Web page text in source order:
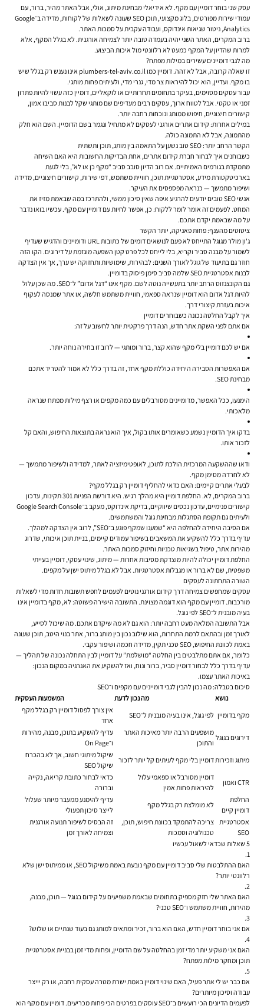
עסק שני בוחר דומיין עם מקף. לא אידיאלי מבחינת מיתוג, אולי, אבל האתר מהיר, ברור, עם
עמודי שירות מפורטים, בלוג מקצועי, תוכן SEO שעונה לשאלות של לקוחות, מדידה ב־Google
Analytics, ניטור שגיאות אינדוקס, ועבודה עקבית על סמכות האתר.
ברוב המקרים, האתר השני יהיה בעמדה טובה יותר לצמיחה אורגנית. לא בגלל המקף, אלא
למרות שהדיון על המקף כמעט לא רלוונטי מול איכות הביצוע.
מה לגבי דומיינים עשירים במילות מפתח?
זו שאלה קרובה, אבל לא זהה. דומיין כמו plumbers-tel-aviv.co.il אינו נענש רק בגלל שיש
בו מקף. ועדיין, הוא יכול להיראות צר מדי, גנרי מדי, ולעיתים פחות מותגי.
עבור עסקים מסוימים, בעיקר בתחומים תחרותיים או לוקאליים, דומיין כזה עשוי להיות פתרון
זמני או טקטי. אבל לטווח ארוך, עסקים רבים מעדיפים שם מותגי שקל לבנות סביבו אמון,
קישורים חיצוניים, חיפוש ממותג ונוכחות רחבה יותר.
במילים אחרות: קידום אתרים אורגני לעסקים לא מתחיל ונגמר בשם הדומיין. השם הוא חלק
מהתמונה, אבל לא התמונה כולה.
הקשר הרחב יותר: SEO טוב נשען על התאמה בין מותג, תוכן ותשתית
כשבוחנים איך לבחור חברת קידום אתרים, אחת הבדיקות החשובות היא האם השיחה
מתמקדת בגורמים האמיתיים. אם רוב הדיון סובב סביב “מקף כן או לא”, בלי לגעת
בארכיטקטורת מידע, אסטרטגיית תוכן, חוויית משתמש, דפי שירות, קישורים חיצוניים, מדידה
ושיפור מתמשך — כנראה מפספסים את העיקר.
אנשי SEO טובים יודעים להרגיע איפה שאין סיכון ממשי, ולהתרכז במה שבאמת מזיז את
המחט. לפעמים זה אומר לומר ללקוח: כן, אפשר לחיות עם דומיין עם מקף. עכשיו בואו נדבר
על מה שבאמת יקדם אתכם.
ציטוטים מהענף: פחות פאניקה, יותר הקשר
ג'ון מולר מגוגל התייחס לא פעם לנושאים דומים של כתובות URL ודומיינים והדגיש שעדיף
לשמור על מבנה סביר וקריא, בלי לייחס לכל פרט קטן השפעה מוגזמת על דירוגים. הקו הזה
חוזר גם בתיעוד של גוגל לאורך השנים: לבהירות, שימושיות ותחזוקה יש ערך, אך אין הצדקה
לבנות אסטרטגיית SEO שלמה סביב סימן פיסוק בדומיין.
גם הקונצנזוס הרחב יותר בתעשייה נוטה לשם. מקף אינו “דגל אדום” ל־SEO. מה שכן עלול
להיות דגל אדום הוא דומיין שנראה ספאמי, חוויית משתמש חלשה, או אתר שמנסה לעקוף
איכות בעזרת קיצורי דרך.
איך לקבל החלטה נכונה כשבוחרים דומיין
אם אתם לפני השקת אתר חדש, הנה דרך פרקטית יותר לחשוב על זה:
אם יש לכם דומיין בלי מקף שהוא קצר, ברור ומותגי — לרוב זו בחירה נוחה יותר.
אם האפשרות הסבירה היחידה כוללת מקף אחד, זה בדרך כלל לא אמור להטריד אתכם
מבחינת SEO.
הימנעו, ככל האפשר, מדומיינים מסורבלים עם כמה מקפים או רצף מילות מפתח שנראה
מלאכותי.
בדקו איך הדומיין נשמע כשאומרים אותו בקול, איך הוא נראה בתוצאות החיפוש, והאם קל
לזכור אותו.
ודאו שההשקעה המרכזית הולכת לתוכן, לאופטימיזציה לאתר, למדידה ולשיפור מתמשך —
לא לחרדה מסימן מקף.
לבעלי אתרים קיימים: האם כדאי להחליף דומיין רק בגלל מקף?
ברוב המקרים, לא. החלפת דומיין היא מהלך רגיש. היא דורשת הפניות 301 תקינות, עדכון
קישורים פנימיים, עדכון נכסים שיווקיים, בדיקת אינדוקס, מעקב ב־Google Search Console
ולעיתים גם תקופת הסתגלות מבחינת גוגל והמשתמשים.
אם הסיבה היחידה להחלפה היא “שמענו שמקף פוגע ב־SEO”, לרוב אין הצדקה למהלך.
עדיף בדרך כלל להשקיע את המשאבים בשיפור עמודים קיימים, בניית תוכן איכותי, שדרוג
מהירות אתר, טיפול בשגיאות טכניות וחיזוק סמכות האתר.
החלפת דומיין יכולה להיות מוצדקת מסיבות אחרות — מיתוג, שינוי עסקי, דומיין בעייתי
משפטית, שם לא ברור או מגבלות אסטרטגיות. אבל לא בגלל מיתוס ישן על מקפים.
השורה התחתונה לעסקים
עסקים שמחפשים צמיחה דרך קידום אורגני נוטים לפעמים לחפש תשובות חדות מדי לשאלות
מורכבות. דומיין עם מקף הוא דוגמה מצוינת. התשובה הישירה פשוטה: לא, מקף בדומיין אינו
בעיה מובנית ל־SEO לפי גוגל.
אבל התשובה המלאה מעט רחבה יותר: הוא גם לא מה שיקדם אתכם. מה שיכול לסייע,
לאורך זמן ובהתאם לרמת התחרות, הוא שילוב נכון בין מותג ברור, אתר בנוי היטב, תוכן שעונה
באמת לכוונת החיפוש, SEO טכני תקין, מדידה חכמה ושיפור עקבי.
כלומר, אם אתם מתלבטים בין החלטה “מושלמת” על דומיין לבין התחלה נכונה של תהליך —
עדיף בדרך כלל לבחור דומיין סביר, ברור ונוח, ואז להשקיע את האנרגיה במקום הנכון:
באיכות האתר עצמו.
סיכום בטבלה: מה נכון להבין לגבי דומיינים עם מקפים ו־SEO
נושא
מה נכון לדעת
המשמעות העסקית
מקף בדומיין לפי גוגל, אינו בעיה מובנית ל־SEO
אין צורך לפסול דומיין רק בגלל מקף
אחד
דירוגים בגוגל
מושפעים הרבה יותר מאיכות האתר
והתוכן
עדיף להשקיע בתוכן, מבנה, מהירות
ו־On Page
מיתוג וזכירות דומיין בלי מקף לעיתים קל יותר לזכור
שיקול מיתוגי חשוב, אך לא בהכרח
שיקול SEO
CTR ואמון
דומיין מסורבל או ספאמי עלול
להיראות פחות אמין
כדאי לבחור כתובת קריאה, נקייה
וברורה
החלפת
דומיין קיים
לא מומלצת רק בגלל מקף
עדיף להימנע ממעבר מיותר שעלול
לייצר סיכון תפעולי
אסטרטגיית
SEO
צריכה להתמקד בכוונת חיפוש, תוכן,
טכנולוגיה וסמכות
זה הבסיס לשיפור תנועה אורגנית
וצמיחה לאורך זמן
5 שאלות שכדאי לשאול עכשיו
האם ההתלבטות שלי סביב דומיין עם מקף נובעת באמת משיקול SEO, או ממיתוס ישן שלא
רלוונטי יותר?
האם האתר שלי חזק מספיק בתחומים שבאמת משפיעים על קידום בגוגל — תוכן, מבנה,
מהירות, חוויית משתמש ו־SEO טכני?
אם אני בוחר דומיין חדש, האם הוא ברור, זכיר ומתאים למותג גם בעוד שנתיים או שלוש?
האם אני משקיע יותר מדי זמן בהחלטה על שם הדומיין, ופחות מדי זמן בבניית אסטרטגיית
תוכן ומחקר מילות מפתח?
אם כבר יש לי אתר פעיל, האם שינוי דומיין באמת ישרת מטרה עסקית רחבה, או רק יייצר
עבודה וסיכון מיותרים?
לפעמים הדיונים הכי רועשים ב־SEO עוסקים בפרטים הכי פחות מכריעים. דומיין עם מקף הוא